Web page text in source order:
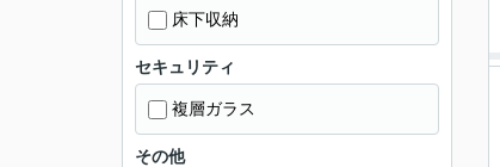
床下収納
セキュリティ
複層ガラス
その他